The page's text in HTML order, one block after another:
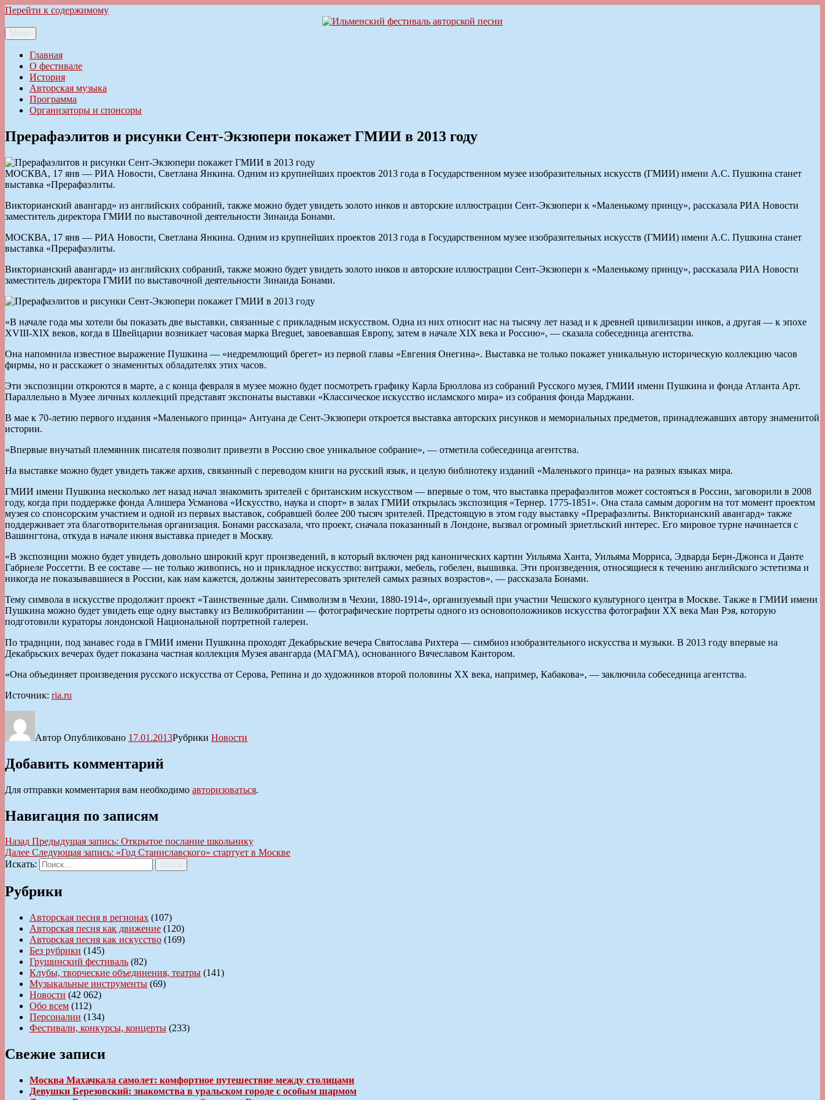
Перейти к содержимому
Ильменский фестиваль авторской песни
Меню
Главная
О фестивале
История
Авторская музыка
Программа
Организаторы и спонсоры
Прерафаэлитов и рисунки Сент-Экзюпери покажет ГМИИ в 2013 году
МОСКВА, 17 янв — РИА Новости, Светлана Янкина. Одним из крупнейших проектов 2013 года в Государственном музее изобразительных искусств (ГМИИ) имени А.С. Пушкина станет
выставка «Прерафаэлиты.
Викторианский авангард» из английских собраний, также можно будет увидеть золото инков и авторские иллюстрации Сент-Экзюпери к «Маленькому принцу», рассказала РИА Новости
заместитель директора ГМИИ по выставочной деятельности Зинаида Бонами.
МОСКВА, 17 янв — РИА Новости, Светлана Янкина. Одним из крупнейших проектов 2013 года в Государственном музее изобразительных искусств (ГМИИ) имени А.С. Пушкина станет
выставка «Прерафаэлиты.
Викторианский авангард» из английских собраний, также можно будет увидеть золото инков и авторские иллюстрации Сент-Экзюпери к «Маленькому принцу», рассказала РИА Новости
заместитель директора ГМИИ по выставочной деятельности Зинаида Бонами.
«В начале года мы хотели бы показать две выставки, связанные с прикладным искусством. Одна из них относит нас на тысячу лет назад и к древней цивилизации инков, а другая — к эпохе
XVIII-XIX веков, когда в Швейцарии возникает часовая марка Breguet, завоевавшая Европу, затем в начале XIX века и Россию», — сказала собеседница агентства.
Она напомнила известное выражение Пушкина — «недремлющий брегет» из первой главы «Евгения Онегина». Выставка не только покажет уникальную историческую коллекцию часов
фирмы, но и расскажет о знаменитых обладателях этих часов.
Эти экспозиции откроются в марте, а с конца февраля в музее можно будет посмотреть графику Карла Брюллова из собраний Русского музея, ГМИИ имени Пушкина и фонда Атланта Арт.
Параллельно в Музее личных коллекций представят экспонаты выставки «Классическое искусство исламского мира» из собрания фонда Марджани.
В мае к 70-летию первого издания «Маленького принца» Антуана де Сент-Экзюпери откроется выставка авторских рисунков и мемориальных предметов, принадлежавших автору знаменитой
истории.
«Впервые внучатый племянник писателя позволит привезти в Россию свое уникальное собрание», — отметила собеседница агентства.
На выставке можно будет увидеть также архив, связанный с переводом книги на русский язык, и целую библиотеку изданий «Маленького принца» на разных языках мира.
ГМИИ имени Пушкина несколько лет назад начал знакомить зрителей с британским искусством — впервые о том, что выставка прерафаэлитов может состояться в России, заговорили в 2008
году, когда при поддержке фонда Алишера Усманова «Искусство, наука и спорт» в залах ГМИИ открылась экспозиция «Тернер. 1775-1851». Она стала самым дорогим на тот момент проектом
музея со спонсорским участием и одной из первых выставок, собравшей более 200 тысяч зрителей. Предстоящую в этом году выставку «Прерафаэлиты. Викторианский авангард» также
поддерживает эта благотворительная организация. Бонами рассказала, что проект, сначала показанный в Лондоне, вызвал огромный зриетльский интерес. Его мировое турне начинается с
Вашингтона, откуда в начале июня выставка приедет в Москву.
«В экспозиции можно будет увидеть довольно широкий круг произведений, в который включен ряд канонических картин Уильяма Ханта, Уильяма Морриса, Эдварда Берн-Джонса и Данте
Габриеле Россетти. В ее составе — не только живопись, но и прикладное искусство: витражи, мебель, гобелен, вышивка. Эти произведения, относящиеся к течению английского эстетизма и
никогда не показывавшиеся в России, как нам кажется, должны заинтересовать зрителей самых разных возрастов», — рассказала Бонами.
Тему символа в искусстве продолжит проект «Таинственные дали. Символизм в Чехии, 1880-1914», организуемый при участии Чешского культурного центра в Москве. Также в ГМИИ имени
Пушкина можно будет увидеть еще одну выставку из Великобритании — фотографические портреты одного из основоположников искусства фотографии ХХ века Ман Рэя, которую
подготовили кураторы лондонской Национальной портретной галереи.
По традиции, под занавес года в ГМИИ имени Пушкина проходят Декабрьские вечера Святослава Рихтера — симбиоз изобразительного искусства и музыки. В 2013 году впервые на
Декабрьских вечерах будет показана частная коллекция Музея авангарда (МАГМА), основанного Вячеславом Кантором.
«Она объединяет произведения русского искусства от Серова, Репина и до художников второй половины ХХ века, например, Кабакова», — заключила собеседница агентства.
Источник: ria.ru
Автор Опубликовано 17.01.2013Рубрики Новости
Добавить комментарий
Для отправки комментария вам необходимо авторизоваться.
Навигация по записям
Назад Предыдущая запись: Открытое послание школьнику
Далее Следующая запись: «Год Станиславского» стартует в Москве
Искать:
Поиск
Рубрики
Авторская песня в регионах (107)
Авторская песня как движение (120)
Авторская песня как искусство (169)
Без рубрики (145)
Грушинский фестиваль (82)
Клубы, творческие объединения, театры (141)
Музыкальные инструменты (69)
Новости (42 062)
Обо всем (112)
Персоналии (134)
Фестивали, конкурсы, концерты (233)
Свежие записи
Москва Махачкала самолет: комфортное путешествие между столицами
Девушки Березовский: знакомства в уральском городе с особым шармом